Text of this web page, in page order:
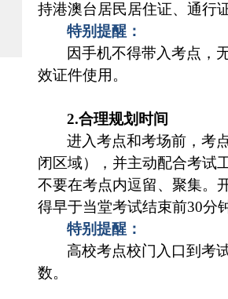
持港澳台居民居住证、通行
特别提醒：
因手机不得带入考点，
效证件使用。
2.合理规划时间
进入考点和考场前，考
闭区域），并主动配合考试
不要在考点内逗留、聚集。
得早于当堂考试结束前30分钟
特别提醒：
高校考点校门入口到考
数。